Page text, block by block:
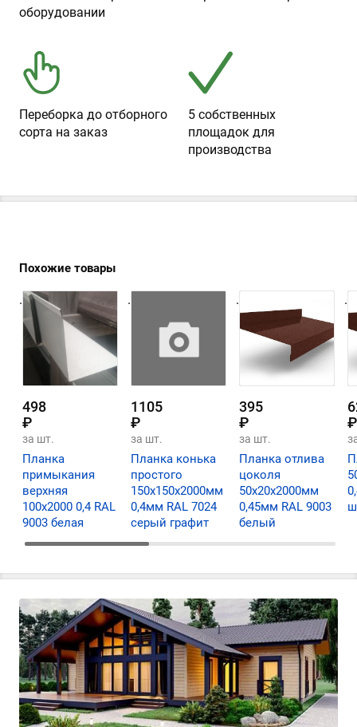
оборудовании
Переборка до отборного
сорта на заказ
5 собственных
площадок для
производства
Похожие товары
.
498
₽
за шт.
Планка
примыкания
верхняя
100х2000 0,4 RAL
9003 белая
.
1105
₽
за шт.
Планка конька
простого
150х150х2000мм
0,4мм RAL 7024
серый графит
.
395
₽
за шт.
Планка отлива
цоколя
50х20х2000мм
0,45мм RAL 9003
белый
.
₽